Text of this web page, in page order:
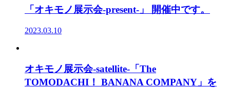
「オキモノ展示会-present-」 開催中です。
2023.03.10
オキモノ展示会-satellite-「The
TOMODACHI！ BANANA COMPANY」を